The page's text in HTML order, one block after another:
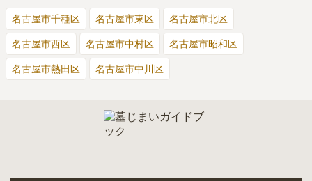
名古屋市千種区 名古屋市東区 名古屋市北区
名古屋市西区 名古屋市中村区 名古屋市昭和区
名古屋市熱田区 名古屋市中川区